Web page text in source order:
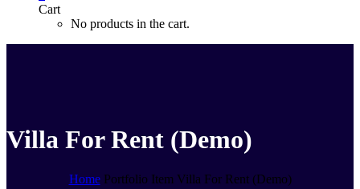
Cart
No products in the cart.
Villa For Rent (Demo)
Home Portfolio Item Villa For Rent (Demo)